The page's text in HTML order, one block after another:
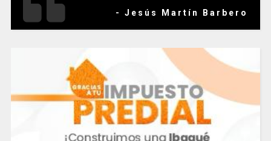
- Jesús Martín Barbero